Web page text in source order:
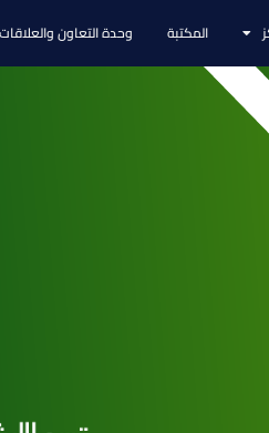
المكتبة وحدة التعاون